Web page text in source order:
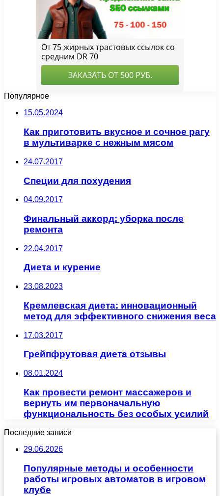
Популярное
15.05.2024
Как приготовить вкусное и сочное рагу
в мультиварке с нежным мясом
24.07.2017
Специи для похудения
04.09.2017
Финальный аккорд: уборка после
ремонта
22.04.2017
Диета и курение
23.08.2023
Кремлевская диета: инновационный
метод для эффективного снижения веса
17.03.2017
Грейпфрутовая диета отзывы
08.01.2024
Как провести ремонт массажеров и
вернуть им первоначальную
функциональность без особых усилий
Последние записи
29.06.2026
Популярные методы и особенности
работы игровых автоматов в игровом
клубе